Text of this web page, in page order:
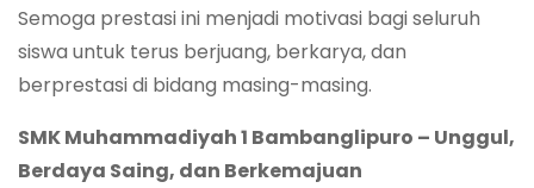
Semoga prestasi ini menjadi motivasi bagi seluruh
siswa untuk terus berjuang, berkarya, dan
berprestasi di bidang masing-masing.
SMK Muhammadiyah 1 Bambanglipuro – Unggul,
Berdaya Saing, dan Berkemajuan